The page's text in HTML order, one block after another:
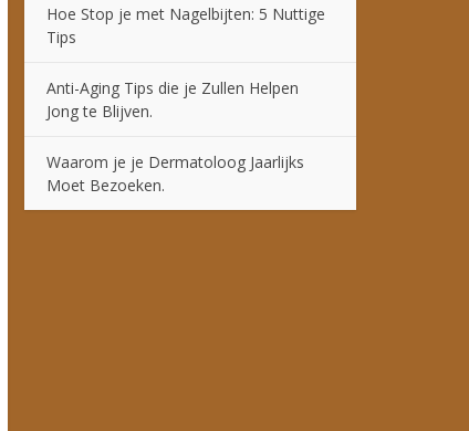
Hoe Stop je met Nagelbijten: 5 Nuttige
Tips
Anti-Aging Tips die je Zullen Helpen
Jong te Blijven.
Waarom je je Dermatoloog Jaarlijks
Moet Bezoeken.